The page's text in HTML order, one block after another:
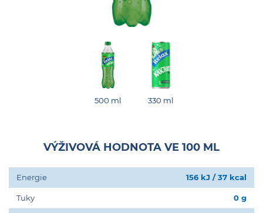
500 ml 330 ml
VÝŽIVOVÁ HODNOTA VE 100 ML
Energie 156 kJ / 37 kcal
Tuky 0 g